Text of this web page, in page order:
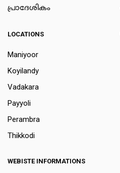
പ്രാദേശികം
LOCATIONS
Maniyoor
Koyilandy
Vadakara
Payyoli
Perambra
Thikkodi
WEBISTE INFORMATIONS